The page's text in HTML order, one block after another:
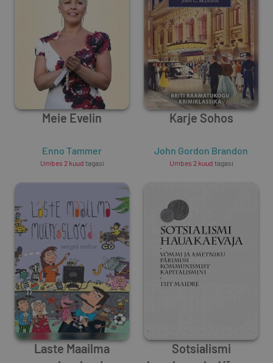
Meie Evelin
Enno Tammer
Umbes 2 kuud tagasi
Karje Sohos
John Gordon Brandon
Umbes 2 kuud tagasi
Laste Maailma
Sotsialismi